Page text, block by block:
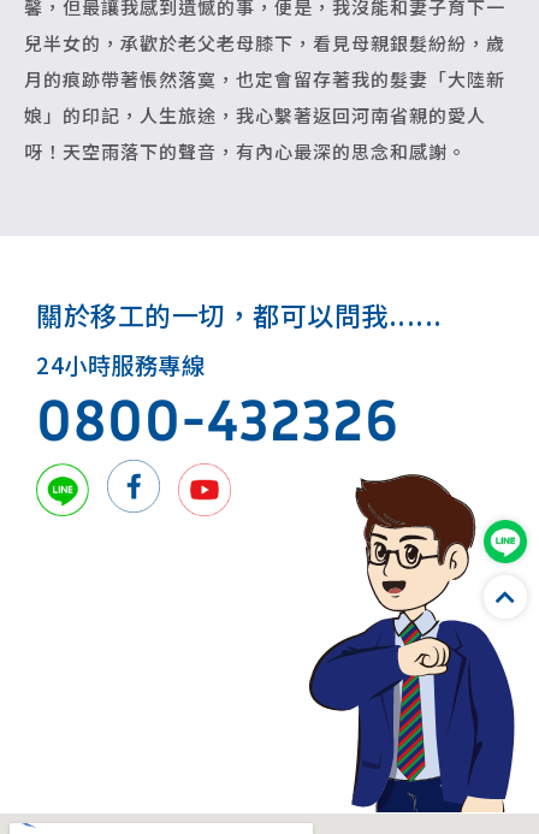
馨，但最讓我感到遺憾的事，便是，我沒能和妻子育下一
兒半女的，承歡於老父老母膝下，看見母親銀髮紛紛，歲
月的痕跡帶著悵然落寞，也定會留存著我的髮妻「大陸新
娘」的印記，人生旅途，我心繫著返回河南省親的愛人
呀！天空雨落下的聲音，有內心最深的思念和感謝。
關於移工的一切，都可以問我......
24小時服務專線
0800-432326